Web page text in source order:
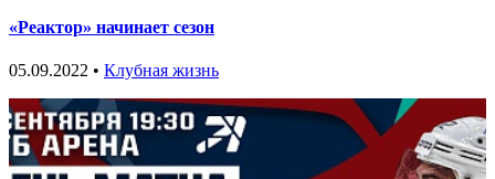
«Реактор» начинает сезон
05.09.2022 • Клубная жизнь